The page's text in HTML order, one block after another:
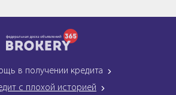
в получении кредита
с плохой историей